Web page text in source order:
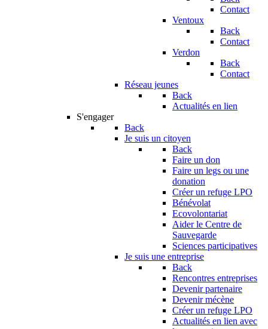
Contact
Ventoux
Back
Contact
Verdon
Back
Contact
Réseau jeunes
Back
Actualités en lien
S'engager
Back
Je suis un citoyen
Back
Faire un don
Faire un legs ou une
donation
Créer un refuge LPO
Bénévolat
Ecovolontariat
Aider le Centre de
Sauvegarde
Sciences participatives
Je suis une entreprise
Back
Rencontres entreprises
Devenir partenaire
Devenir mécène
Créer un refuge LPO
Actualités en lien avec